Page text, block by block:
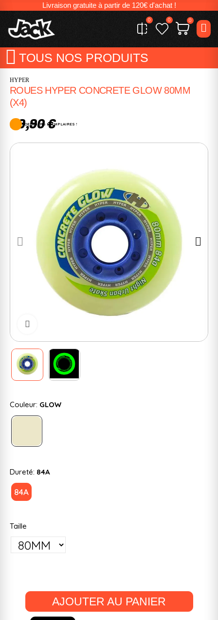
Livraison gratuite à partir de 120€ d'achat !
0 0 0
TOUS NOS PRODUITS
HYPER
ROUES HYPER CONCRETE GLOW 80MM
(X4)
39,90 €
DERNIERS EXEMPLAIRES !
Couleur: GLOW
Dureté: 84A
84A
Taille
AJOUTER AU PANIER